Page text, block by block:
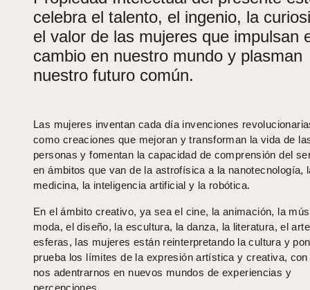
celebra el talento, el ingenio, la
el valor de las mujeres que impulsan
cambio en nuestro mundo y plasman
nuestro futuro común.
Las mujeres inventan cada día invenciones
como creaciones que mejoran y transforman la vida de
personas y fomentan la capacidad de comprensión del
en ámbitos que van de la astrofísica a la nanotecnología,
medicina, la inteligencia artificial y la robótica.
En el ámbito creativo, ya sea el cine, la animación, la
moda, el diseño, la escultura, la danza, la literatura, el
esferas, las mujeres están reinterpretando la cultura y
prueba los límites de la expresión artística y creativa, con
nos adentrarnos en nuevos mundos de experiencias y